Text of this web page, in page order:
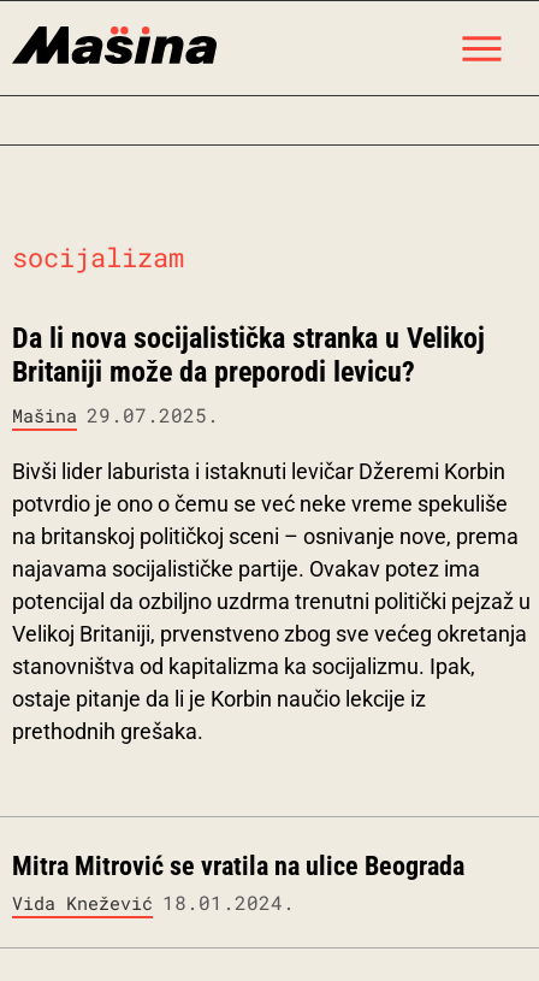
socijalizam
Da li nova socijalistička stranka u Velikoj
Britaniji može da preporodi levicu?
Mašina 29.07.2025.
Bivši lider laburista i istaknuti levičar Džeremi Korbin
potvrdio je ono o čemu se već neke vreme spekuliše
na britanskoj političkoj sceni – osnivanje nove, prema
najavama socijalističke partije. Ovakav potez ima
potencijal da ozbiljno uzdrma trenutni politički pejzaž u
Velikoj Britaniji, prvenstveno zbog sve većeg okretanja
stanovništva od kapitalizma ka socijalizmu. Ipak,
ostaje pitanje da li je Korbin naučio lekcije iz
prethodnih grešaka.
Mitra Mitrović se vratila na ulice Beograda
Vida Knežević 18.01.2024.